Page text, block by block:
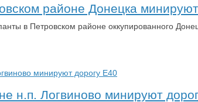
районе Донецка
в Петровском районе оккупированного
н.п. Логвиново минируют